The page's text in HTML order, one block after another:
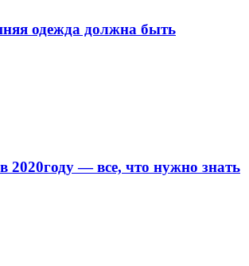
одежда должна быть
2020году — все, что нужно знать